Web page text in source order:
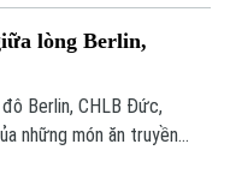
hóa, mà còn từ sự mến
lòng Berlin,
Berlin, CHLB Đức,
những món ăn truyền